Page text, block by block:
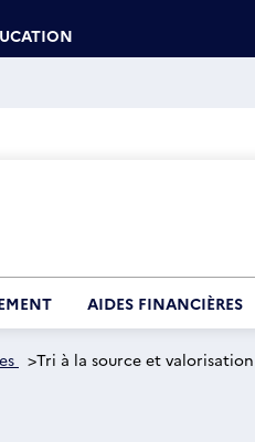
AIDES FINANCIÈRES
>Tri à la source et